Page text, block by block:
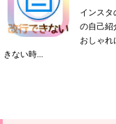
インスタ
の自己紹
おしゃれ
きない時...